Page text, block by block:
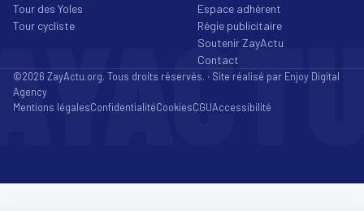
Tour des Yoles
Tour cycliste
Espace adhérent
Régie publicitaire
Soutenir ZayActu
Contact
©2026 ZayActu.org. Tous droits réservés. · Site réalisé par Enjoy Digital
Agency
Mentions légalesConfidentialitéCookiesCGUAccessibilité